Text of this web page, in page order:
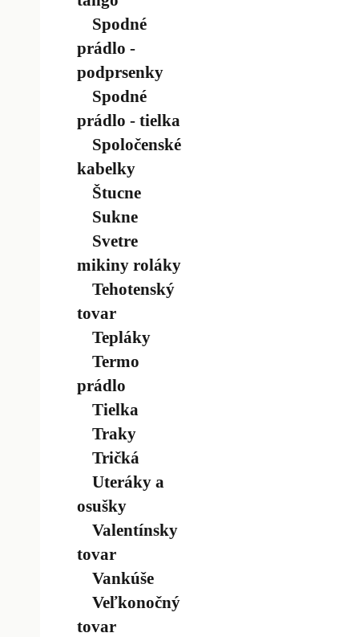
Spodné
prádlo -
podprsenky
Spodné
prádlo - tielka
Spoločenské
kabelky
Štucne
Sukne
Svetre
mikiny roláky
Tehotenský
tovar
Tepláky
Termo
prádlo
Tielka
Traky
Tričká
Uteráky a
osušky
Valentínsky
tovar
Vankúše
Veľkonočný
tovar